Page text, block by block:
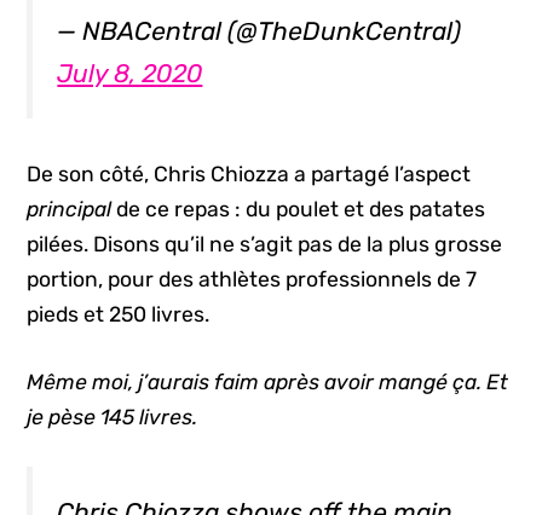
— NBACentral (@TheDunkCentral)
July 8, 2020
De son côté, Chris Chiozza a partagé l’aspect
principalde ce repas : du poulet et des patates
pilées. Disons qu’il ne s’agit pas de la plus grosse
portion, pour des athlètes professionnels de 7
pieds et 250 livres.
Même moi, j’aurais faim après avoir mangé ça. Et
je pèse 145 livres.